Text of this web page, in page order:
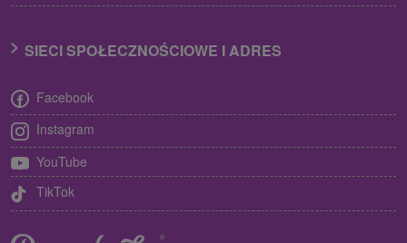
SIECI SPOŁECZNOŚCIOWE I ADRES
Facebook
Instagram
YouTube
TikTok